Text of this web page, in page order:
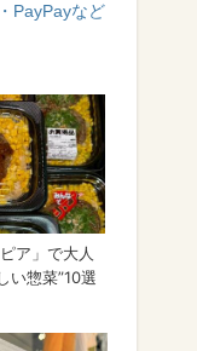
PayPayなど